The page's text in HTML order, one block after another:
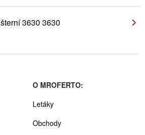
3630 3630
O MROFERTO:
Letáky
Obchody